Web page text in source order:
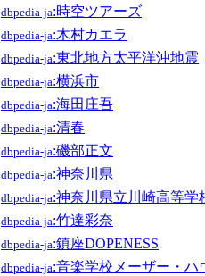
dbpedia-ja:時空ツアーズ
dbpedia-ja:木村カエラ
dbpedia-ja:東北地方太平洋沖地震
dbpedia-ja:横浜市
dbpedia-ja:海田庄吾
dbpedia-ja:清春
dbpedia-ja:磯部正文
dbpedia-ja:神奈川県
dbpedia-ja:神奈川県立川崎高等学
dbpedia-ja:竹達彩奈
dbpedia-ja:鎮座DOPENESS
dbpedia-ja:音楽学校メーザー・ハ